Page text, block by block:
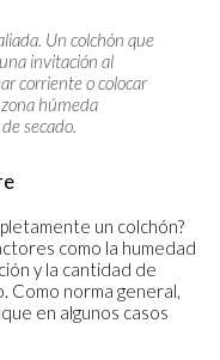
Un colchón que
invitación al
corriente o colocar
húmeda
secado.
un colchón?
como la humedad
y la cantidad de
Como norma general,
en algunos casos